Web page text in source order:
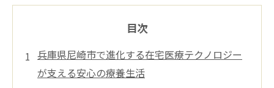
目次
兵庫県尼崎市で進化する在宅医療テクノロジー
が支える安心の療養生活